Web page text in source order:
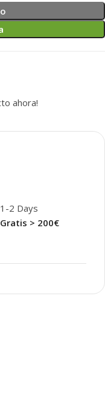
ahora!
1-2 Days
Gratis > 200€